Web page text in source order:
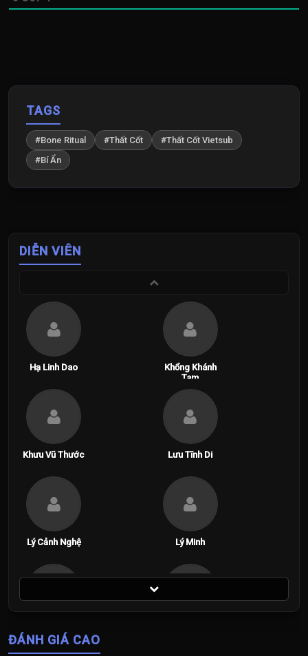
TAGS
#Bone Ritual #Thất Cốt
#Thất Cốt Vietsub
#Bí Ẩn
DIỄN VIÊN
Hạ Linh Dao
Khổng Khánh
Tam
Khưu Vũ Thước Lưu Tĩnh Di
Lý Cảnh Nghệ Lý Minh
ĐÁNH GIÁ CAO